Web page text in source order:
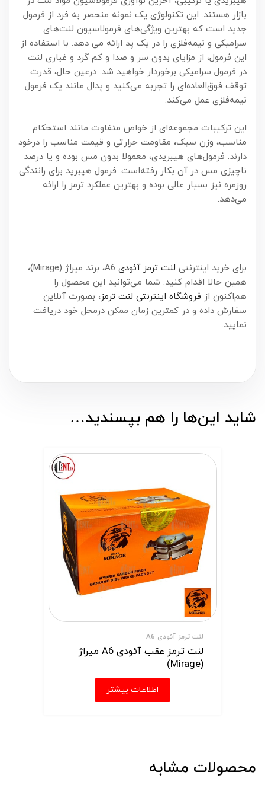
بازار هستند. این تکنولوژی یک نمونه منحصر به فرد از فرمول
جدید است که بهترین ویژگی‌های فرمولاسیون لنت‌های
سرامیکی و نیمه‌فلزی را در یک پد ارائه می دهد. با استفاده از
این فرمول، از مزایای بدون سر و صدا و کم گرد و غباری لنت
در فرمول سرامیکی برخوردار خواهید شد. درعین حال، قدرت
توقف فوق‌العاده‌ای را تجربه می‌کنید و پدال مانند یک فرمول
نیمه‌فلزی عمل می‌کند.
این ترکیبات مجموعه‌ای از خواص متفاوت مانند استحکام
مناسب، وزن سبک، مقاومت حرارتی و قیمت مناسب را درخود
دارند. فرمول‌های هیبریدی، معمولا بدون مس بوده و یا درصد
ناچیزی مس در آن بکار رفته‌است. فرمول هیبرید برای رانندگی
روزمره نیز بسیار عالی بوده و بهترین عملکرد ترمز را ارائه
می‌دهد.
برای خرید اینترنتی لنت ترمز آئودی
A6، برند میراژ (Mirage)،
همین حالا اقدام کنید. شما می‌توانید این محصول را
هم‌اکنون از فروشگاه اینترنتی لنت ترمز، بصورت آنلاین
سفارش داده و در کمترین زمان ممکن درمحل خود دریافت
نمایید.
شاید این‌ها را هم بپسندید…
لنت ترمز آئودی A6
لنت ترمز عقب آئودی A6 میراژ
(Mirage)
اطلاعات بیشتر
محصولات مشابه